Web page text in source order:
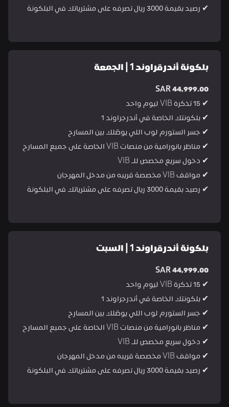
✔ رصيد بقيمة 3000 ريال تصرفه على مشترياتك في البلكونة
بلكونة أندرقراوند 1 | الجمعة
SAR 44,999.00
✔ 15 تذكرة VIB ليوم واحد
✔ بلكونتك الخاصة في أندرجراوند 1
✔ جسر الستورم لوب اللي يوصّلك بين المسارح
✔ مناظر بانورامية من منصات VIB الخاصة على جميع المسارح
✔ دخول سريع مخصص للـ VIB
✔ مواقف VIB مخصصة قريبه من مدخل المهرجان
✔ رصيد بقيمة 3000 ريال تصرفه على مشترياتك في البلكونة
بلكونة أندرقراوند 1 | السبت
SAR 44,999.00
✔ 15 تذكرة VIB ليوم واحد
✔ بلكونتك الخاصة في أندرجراوند 1
✔ جسر الستورم لوب اللي يوصّلك بين المسارح
✔ مناظر بانورامية من منصات VIB الخاصة على جميع المسارح
✔ دخول سريع مخصص للـ VIB
✔ مواقف VIB مخصصة قريبه من مدخل المهرجان
✔ رصيد بقيمة 3000 ريال تصرفه على مشترياتك في البلكونة